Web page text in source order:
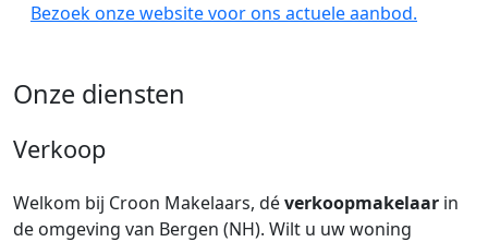
Bezoek onze website voor ons actuele aanbod.
Onze diensten
Verkoop
Welkom bij Croon Makelaars, déverkoopmakelaar in
de omgeving van Bergen (NH). Wilt u uw woning